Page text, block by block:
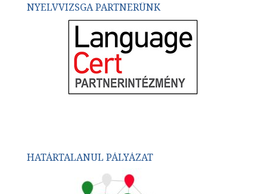
NYELVVIZSGA PARTNERÜNK
HATÁRTALANUL PÁLYÁZAT